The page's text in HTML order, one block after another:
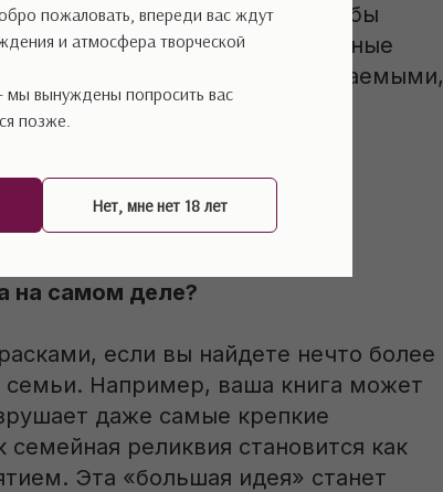
пожаловать, впереди вас ждут
и атмосфера творческой
мы вынуждены попросить вас
позже.
Нет, мне нет 18 лет
а еще терпения. Чтобы
не рассыпалась на отдельные
оставались живыми и узнаваемыми,
определите рамки
себе на главные вопросы:
на самом деле?
если вы найдете нечто более
Например, ваша книга может
даже самые крепкие
реликвия становится как
Эта «большая идея» станет